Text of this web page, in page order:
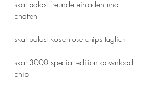
skat palast freunde einladen und
chatten
skat palast kostenlose chips täglich
skat 3000 special edition download
chip